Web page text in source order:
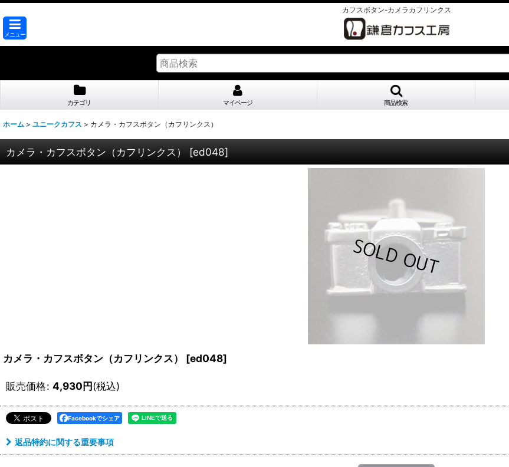
カフスボタン-カメラカフリンクス
メニュー
カテゴリ マイページ 商品検索
ホーム > ユニークカフス > カメラ・カフスボタン（カフリンクス）
カメラ・カフスボタン（カフリンクス） [ed048]
カメラ・カフスボタン（カフリンクス） [ed048]
販売価格: 4,930円(税込)
Facebookでシェア
返品特約に関する重要事項